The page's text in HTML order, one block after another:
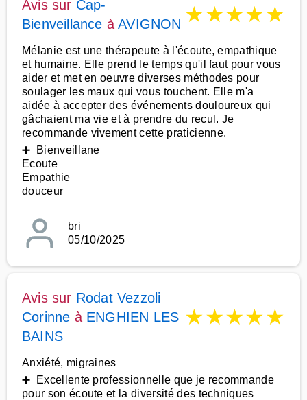
Avis sur Cap-
Bienveillance àAVIGNON ★★★★★
Mélanie est une thérapeute à l'écoute, empathique
et humaine. Elle prend le temps qu'il faut pour vous
aider et met en oeuvre diverses méthodes pour
soulager les maux qui vous touchent. Elle m'a
aidée à accepter des événements douloureux qui
gâchaient ma vie et à prendre du recul. Je
recommande vivement cette praticienne.
➕ Bienveillane
Ecoute
Empathie
douceur
bri
05/10/2025
Avis sur Rodat Vezzoli
Corinne à ENGHIEN LES
BAINS
★★★★★
Anxiété, migraines
➕ Excellente professionnelle que je recommande
pour son écoute et la diversité des techniques